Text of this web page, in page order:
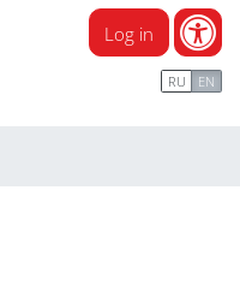
Log in
RU EN